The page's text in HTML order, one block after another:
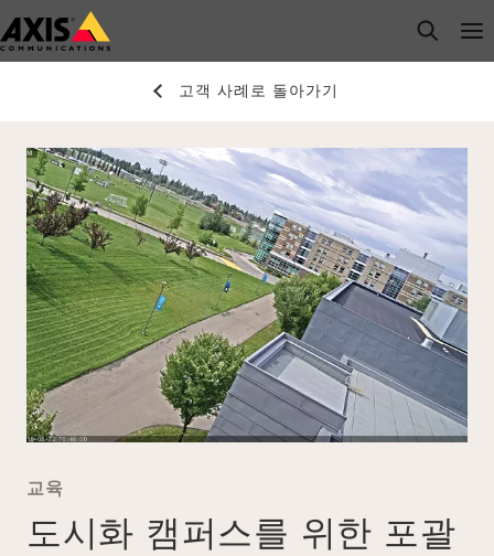
주
요
open
고객 사례로 돌아가기
교육
도시화 캠퍼스를 위한 포괄